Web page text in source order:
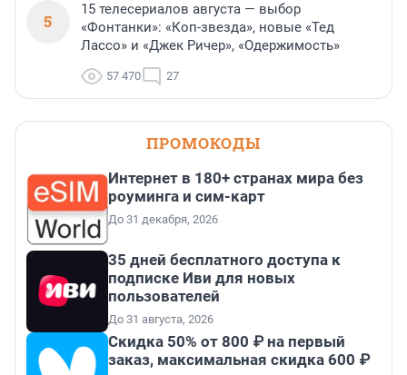
5
15 телесериалов августа — выбор
«Фонтанки»: «Коп-звезда», новые «Тед
Лассо» и «Джек Ричер», «Одержимость»
57 470 27
ПРОМОКОДЫ
Интернет в 180+ странах мира без
роуминга и сим-карт
До 31 декабря, 2026
35 дней бесплатного доступа к
подписке Иви для новых
пользователей
До 31 августа, 2026
Скидка 50% от 800 ₽ на первый
заказ, максимальная скидка 600 ₽